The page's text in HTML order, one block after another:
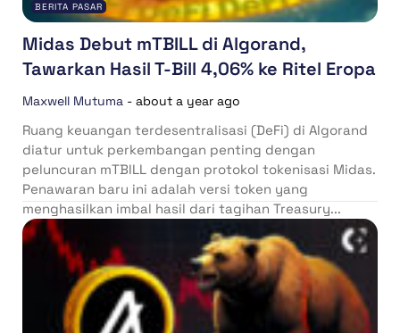
BERITA PASAR
Midas Debut mTBILL di Algorand,
Tawarkan Hasil T-Bill 4,06% ke Ritel Eropa
Maxwell Mutuma - about a year ago
Ruang keuangan terdesentralisasi (DeFi) di Algorand
diatur untuk perkembangan penting dengan
peluncuran mTBILL dengan protokol tokenisasi Midas.
Penawaran baru ini adalah versi token yang
menghasilkan imbal hasil dari tagihan Treasury...